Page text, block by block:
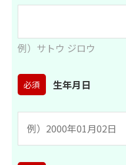
例）サトウ ジロウ
生年月日
必須